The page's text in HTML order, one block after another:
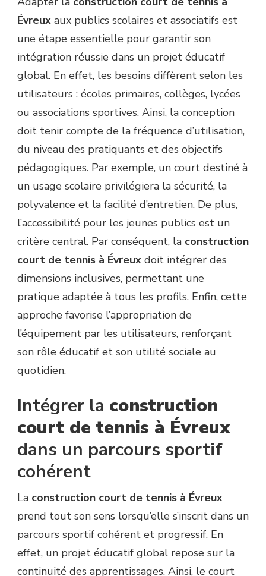
Évreux aux publics scolaires et associatifs est
une étape essentielle pour garantir son
intégration réussie dans un projet éducatif
global. En effet, les besoins diffèrent selon les
utilisateurs : écoles primaires, collèges, lycées
ou associations sportives. Ainsi, la conception
doit tenir compte de la fréquence d’utilisation,
du niveau des pratiquants et des objectifs
pédagogiques. Par exemple, un court destiné à
un usage scolaire privilégiera la sécurité, la
polyvalence et la facilité d’entretien. De plus,
l’accessibilité pour les jeunes publics est un
critère central. Par conséquent, la construction
court de tennis à Évreux doit intégrer des
dimensions inclusives, permettant une
pratique adaptée à tous les profils. Enfin, cette
approche favorise l’appropriation de
l’équipement par les utilisateurs, renforçant
son rôle éducatif et son utilité sociale au
quotidien.
Intégrer la construction
court de tennis à Évreux
dans un parcours sportif
cohérent
La construction court de tennis à Évreux
prend tout son sens lorsqu’elle s’inscrit dans un
parcours sportif cohérent et progressif. En
effet, un projet éducatif global repose sur la
continuité des apprentissages. Ainsi, le court